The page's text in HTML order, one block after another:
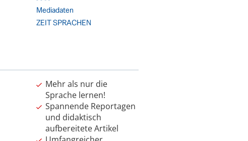
Mediadaten
ZEIT SPRACHEN
Mehr als nur die
Sprache lernen!
Spannende Reportagen
und didaktisch
aufbereitete Artikel